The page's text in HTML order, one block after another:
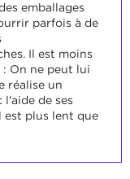
emballages
parfois à de
Il est moins
On ne peut lui
réalise un
de ses
est plus lent que